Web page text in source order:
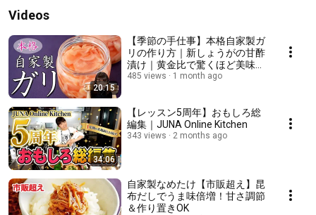
Videos
20:15
【季節の手仕事】本格自家製ガ
リの作り方｜新しょうがの甘酢
漬け｜黄金比で驚くほど美味し
くなる
485 views 1 month ago
34:06
【レッスン5周年】おもしろ総
編集｜JUNA Online Kitchen
343 views 2 months ago
自家製なめたけ【市販超え】昆
布だしでうま味倍増！甘さ調節
＆作り置きOK